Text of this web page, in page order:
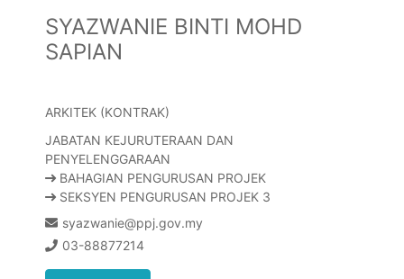
SYAZWANIE BINTI MOHD
SAPIAN
ARKITEK (KONTRAK)
JABATAN KEJURUTERAAN DAN
PENYELENGGARAAN
BAHAGIAN PENGURUSAN PROJEK
SEKSYEN PENGURUSAN PROJEK 3
syazwanie@ppj.gov.my
03-88877214